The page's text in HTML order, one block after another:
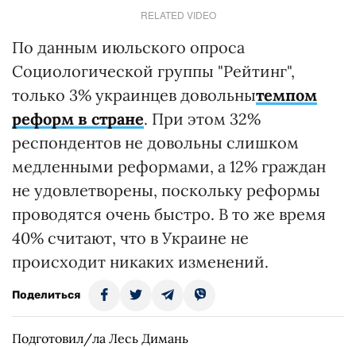
RELATED VIDEO
По данным июльского опроса
Социологической группы "Рейтинг",
только 3% украинцев довольнытемпом
реформ в стране. При этом 32%
респондентов не довольны слишком
медленными реформами, а 12% граждан
не удовлетворены, поскольку реформы
проводятся очень быстро. В то же время
40% считают, что в Украине не
происходит никаких изменений.
Поделиться
Подготовил/ла Лесь Димань